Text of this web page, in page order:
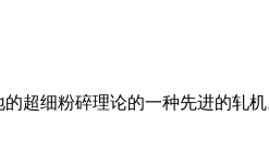
超细粉碎理论的一种先进的轧